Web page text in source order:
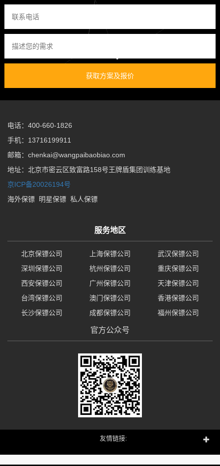
获取方案及报价
电话：400-660-1826
手机：13716199911
邮箱：chenkai@wangpaibaobiao.com
地址：北京市密云区致富路158号王牌盾集团训练基地
京ICP备20026194号
海外保镖
明星保镖 私人保镖
服务地区
北京保镖公司 上海保镖公司
武汉保镖公司
深圳保镖公司
杭州保镖公司
重庆保镖公司
西安保镖公司
广州保镖公司
天津保镖公司
台湾保镖公司
澳门保镖公司
香港保镖公司
长沙保镖公司
成都保镖公司 福州保镖公司
官方公众号
友情链接: